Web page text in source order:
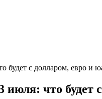
будет с долларом, евро и
июля: что будет